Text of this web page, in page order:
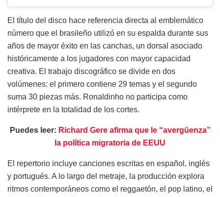
El título del disco hace referencia directa al emblemático
número que el brasileño utilizó en su espalda durante sus
años de mayor éxito en las canchas, un dorsal asociado
históricamente a los jugadores con mayor capacidad
creativa. El trabajo discográfico se divide en dos
volúmenes: el primero contiene 29 temas y el segundo
suma 30 piezas más. Ronaldinho no participa como
intérprete en la totalidad de los cortes.
Puedes leer: Richard Gere afirma que le “avergüenza”
la política migratoria de EEUU
El repertorio incluye canciones escritas en español, inglés
y portugués. A lo largo del metraje, la producción explora
ritmos contemporáneos como el reggaetón, el pop latino, el